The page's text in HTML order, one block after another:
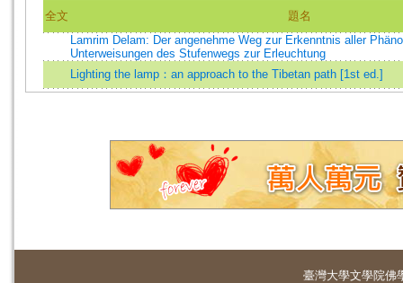
全文
題名
Lamrim Delam: Der angenehme Weg zur Erkenntnis aller
Unterweisungen des Stufenwegs zur Erleuchtung
Lighting the lamp：an approach to the Tibetan path [1st ed.]
臺灣大學文學院佛